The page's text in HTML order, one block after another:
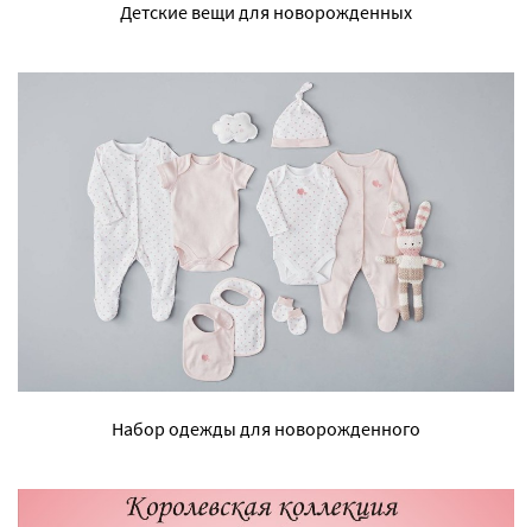
Детские вещи для новорожденных
Набор одежды для новорожденного